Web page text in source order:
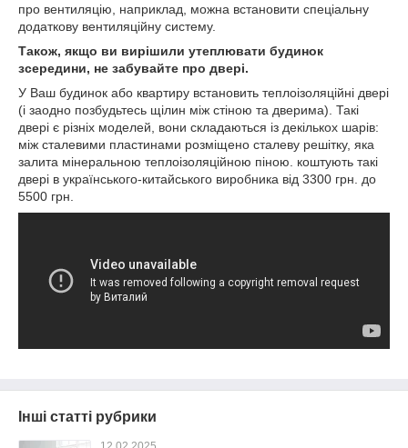
про вентиляцію, наприклад, можна встановити спеціальну
додаткову вентиляційну систему.
Також, якщо ви вирішили утеплювати будинок
зсередини, не забувайте про двері.
У Ваш будинок або квартиру встановить теплоізоляційні двері
(і заодно позбудьтесь щілин між стіною та дверима). Такі
двері є різніх моделей, вони складаються із декількох шарів:
між сталевими пластинами розміщено сталеву решітку, яка
залита мінеральною теплоізоляційною піною. коштують такі
двері в українського-китайського виробника від 3300 грн. до
5500 грн.
Інші статті рубрики